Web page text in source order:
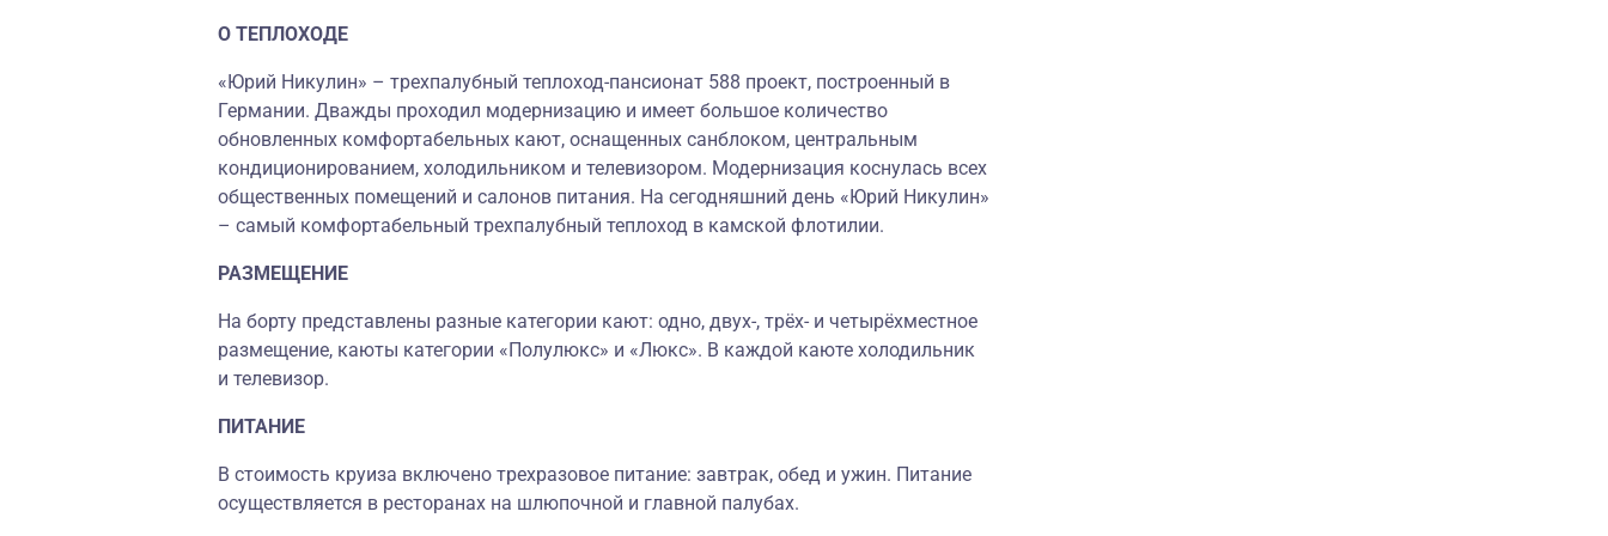
О ТЕПЛОХОДЕ
«Юрий Никулин» – трехпалубный теплоход-пансионат 588 проект, построенный в
Германии. Дважды проходил модернизацию и имеет большое количество
обновленных комфортабельных кают, оснащенных санблоком, центральным
кондиционированием, холодильником и телевизором. Модернизация коснулась всех
общественных помещений и салонов питания. На сегодняшний день «Юрий Никулин»
– самый комфортабельный трехпалубный теплоход в камской флотилии.
РАЗМЕЩЕНИЕ
На борту представлены разные категории кают: одно, двух-, трёх- и четырёхместное
размещение, каюты категории «Полулюкс» и «Люкс». В каждой каюте холодильник
и телевизор.
ПИТАНИЕ
В стоимость круиза включено трехразовое питание: завтрак, обед и ужин. Питание
осуществляется в ресторанах на шлюпочной и главной палубах.